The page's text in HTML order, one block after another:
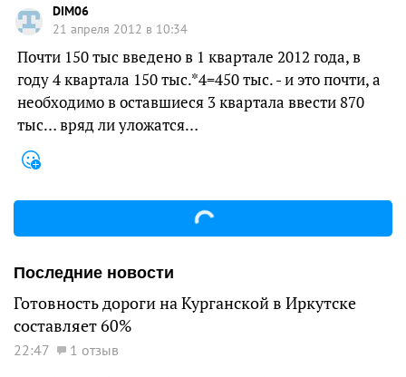
DIM06
21 апреля 2012 в 10:34
Почти 150 тыс введено в 1 квартале 2012 года, в
году 4 квартала 150 тыс.*4=450 тыс. - и это почти, а
необходимо в оставшиеся 3 квартала ввести 870
тыс… вряд ли уложатся…
Последние новости
Готовность дороги на Курганской в Иркутске
составляет 60%
22:47 1 отзыв